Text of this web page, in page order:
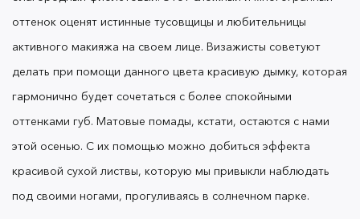
Особое внимание визажисты акцентируют свое
внимание на использовании тинтов в осенних
образах. Почему-то многие считают, что тинт — это
продукт исключительно для губ. Но нет! И еще
раз нет! В том сезоне визажисты рушат все наши
BEAUTY . Для многих будет большим открытием,
что данного рода продукт можно использовать
для макияжа глаз, губ, а также щек. Что может
оттенок оценят истинные тусовщицы и любительницы
активного макияжа на своем лице. Визажисты советуют
делать при помощи данного цвета красивую дымку, которая
гармонично будет сочетаться с более спокойными
оттенками губ. Матовые помады, кстати, остаются с нами
этой осенью. С их помощью можно добиться эффекта
красивой сухой листвы, которую мы привыкли наблюдать
под своими ногами, прогуливаясь в солнечном парке.